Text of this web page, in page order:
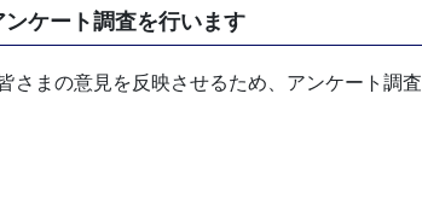
ケート調査を行います
まの意見を反映させるため、アンケート調査